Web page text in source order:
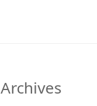
Archives